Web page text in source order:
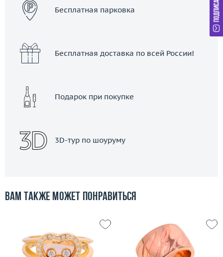
Бесплатная парковка
Бесплатная доставка по всей России!
Подарок при покупке
3D-тур по шоуруму
Вам также может понравиться